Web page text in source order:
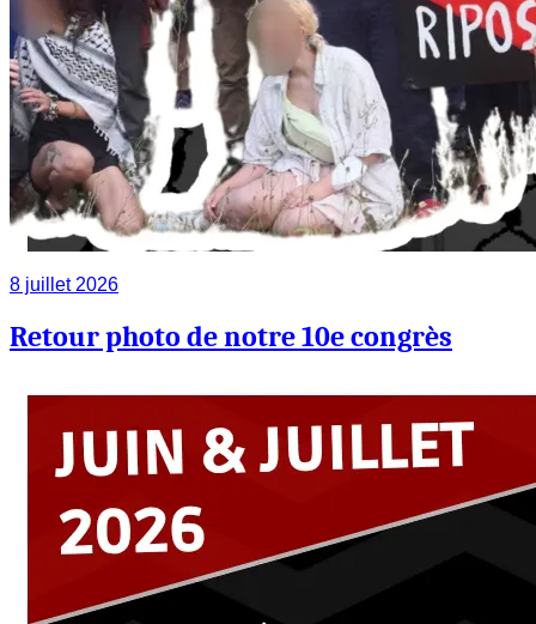
8 juillet 2026
Retour photo de notre 10e congrès